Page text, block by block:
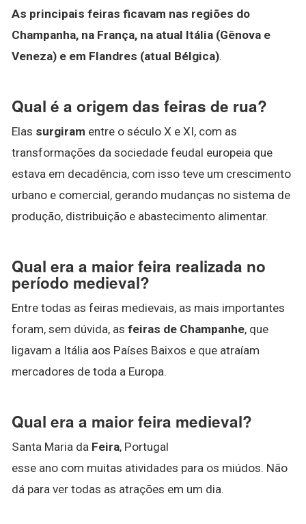
As principais feiras ficavam nas regiões do
Champanha, na França, na atual Itália (Gênova e
Veneza) e em Flandres (atual Bélgica).
Qual é a origem das feiras de rua?
Elas surgiram entre o século X e XI, com as
transformações da sociedade feudal europeia que
estava em decadência, com isso teve um crescimento
urbano e comercial, gerando mudanças no sistema de
produção, distribuição e abastecimento alimentar.
Qual era a maior feira realizada no
período medieval?
Entre todas as feiras medievais, as mais importantes
foram, sem dúvida, as feiras de Champanhe, que
ligavam a Itália aos Países Baixos e que atraíam
mercadores de toda a Europa.
Qual era a maior feira medieval?
Santa Maria da Feira, Portugal
esse ano com muitas atividades para os miúdos. Não
dá para ver todas as atrações em um dia.